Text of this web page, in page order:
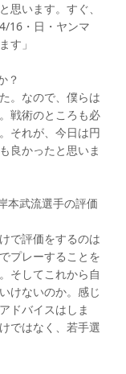
思います。すぐ、
16・日・ヤンマ
す」
？
。なので、僕らは
戦術のところも必
それが、今日は円
良かったと思いま
本武流選手の評価
で評価をするのは
プレーすることを
そしてこれから自
けないのか。感じ
ドバイスはしま
ではなく、若手選